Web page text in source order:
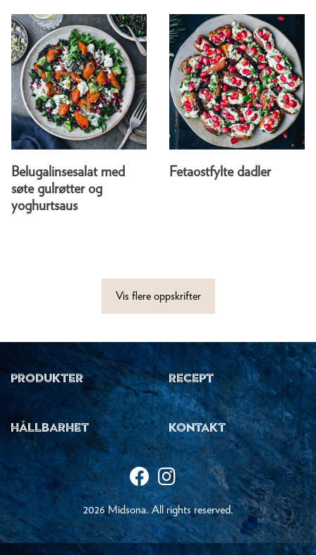
Belugalinsesalat med
søte gulrøtter og
yoghurtsaus
Fetaostfylte dadler
Vis flere oppskrifter
PRODUKTER RECEPT
HÅLLBARHET KONTAKT
2026 Midsona. All rights reserved.